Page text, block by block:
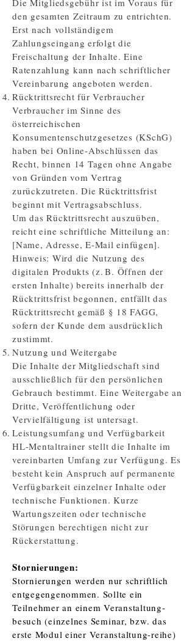
Die Mitgliedsgebühr ist im Voraus für
den gesamten Zeitraum zu entrichten.
Erst nach vollständigem
Zahlungseingang erfolgt die
Freischaltung der Inhalte. Eine
Ratenzahlung kann nach schriftlicher
Vereinbarung angeboten werden.
Rücktrittsrecht für Verbraucher
Verbraucher im Sinne des
österreichischen
Konsumentenschutzgesetzes (KSchG)
haben bei Online-Abschlüssen das
Recht, binnen 14 Tagen ohne Angabe
von Gründen vom Vertrag
zurückzutreten. Die Rücktrittsfrist
beginnt mit Vertragsabschluss.
Um das Rücktrittsrecht auszuüben,
reicht eine schriftliche Mitteilung an:
[Name, Adresse, E-Mail einfügen].
Hinweis: Wird die Nutzung des
digitalen Produkts (z. B. Öffnen der
ersten Inhalte) bereits innerhalb der
Rücktrittsfrist begonnen, entfällt das
Rücktrittsrecht gemäß § 18 FAGG,
sofern der Kunde dem ausdrücklich
zustimmt.
Nutzung und Weitergabe
Die Inhalte der Mitgliedschaft sind
ausschließlich für den persönlichen
Gebrauch bestimmt. Eine Weitergabe an
Dritte, Veröffentlichung oder
Vervielfältigung ist untersagt.
Leistungsumfang und Verfügbarkeit
HL-Mentaltrainer stellt die Inhalte im
vereinbarten Umfang zur Verfügung. Es
besteht kein Anspruch auf permanente
Verfügbarkeit einzelner Inhalte oder
technische Funktionen. Kurze
Wartungszeiten oder technische
Störungen berechtigen nicht zur
Rückerstattung.
Stornierungen:
Stornierungen werden nur schriftlich
entgegengenommen. Sollte ein
Teilnehmer an einem Veranstaltung-
besuch (einzelnes Seminar, bzw. das
erste Modul einer Veranstaltung-reihe)